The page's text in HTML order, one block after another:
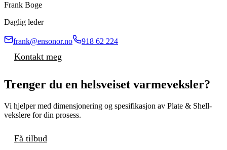
Frank Boge
Daglig leder
frank@ensonor.no 918 62 224
Kontakt meg
Trenger du en helsveiset varmeveksler?
Vi hjelper med dimensjonering og spesifikasjon av Plate & Shell-
vekslere for din prosess.
Få tilbud